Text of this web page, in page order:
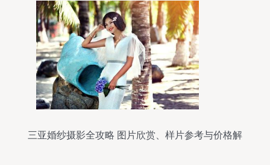
三亚婚纱摄影全攻略 图片欣赏、样片参考与价格解